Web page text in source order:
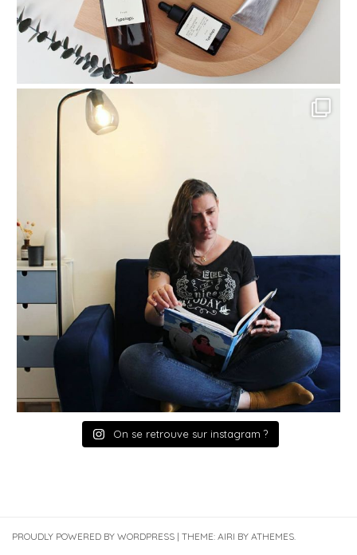
On se retrouve sur instagram ?
PROUDLY POWERED BY WORDPRESS | THEME: AIRI BY ATHEMES.